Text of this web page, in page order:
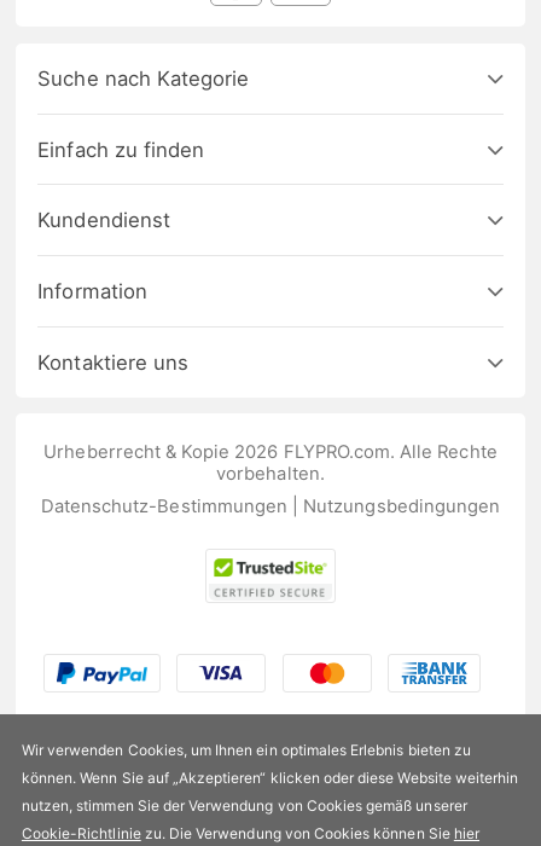
Suche nach Kategorie
Einfach zu finden
Kundendienst
Information
Kontaktiere uns
Urheberrecht & Kopie 2026 FLYPRO.com. Alle Rechte
vorbehalten.
Datenschutz-Bestimmungen
Nutzungsbedingungen
Wir verwenden Cookies, um Ihnen ein optimales Erlebnis bieten zu
können. Wenn Sie auf „Akzeptieren“ klicken oder diese Website weiterhin
nutzen, stimmen Sie der Verwendung von Cookies gemäß unserer
Cookie-Richtliniezu. Die Verwendung von Cookies können Sie hier